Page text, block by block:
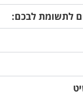
לתשומת לבכם: